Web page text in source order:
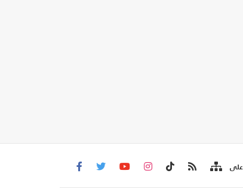
على